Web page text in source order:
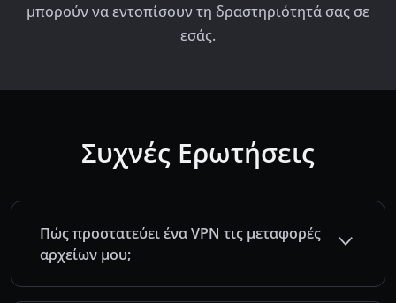
μπορούν να εντοπίσουν τη δραστηριότητά σας σε
εσάς.
Συχνές Ερωτήσεις
Πώς προστατεύει ένα VPN τις μεταφορές
αρχείων μου;